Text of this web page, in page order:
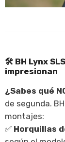
🛠️ BH Lynx
impresionan
¿Sabes qué
de segunda.
montajes:
✅ Horquillas